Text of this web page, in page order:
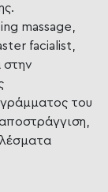
massage,
facialist,
στην
του